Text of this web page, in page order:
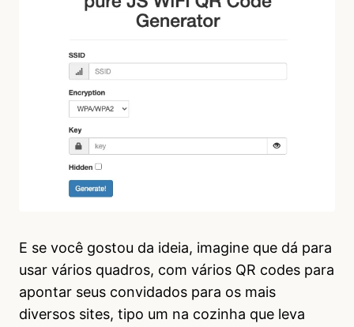
E se você gostou da ideia, imagine que dá para
usar vários quadros, com vários QR codes para
apontar seus convidados para os mais
diversos sites, tipo um na cozinha que leva